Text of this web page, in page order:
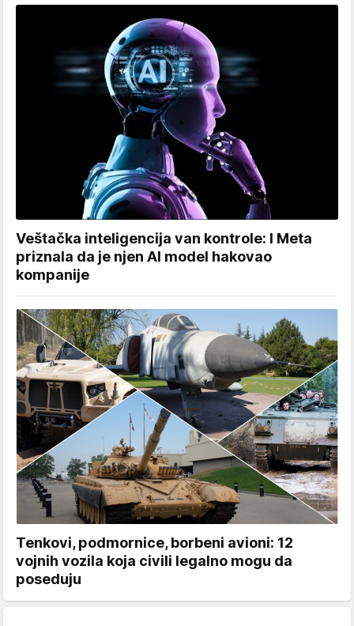
Veštačka inteligencija van kontrole: I Meta
priznala da je njen AI model hakovao
kompanije
Tenkovi, podmornice, borbeni avioni: 12
vojnih vozila koja civili legalno mogu da
poseduju